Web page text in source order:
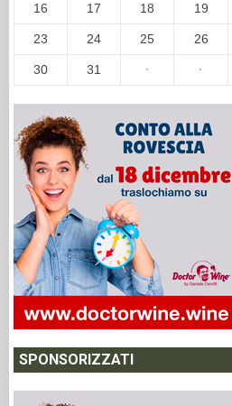
16 17 18 19
23 24 25 26
30 31 · ·
SPONSORIZZATI